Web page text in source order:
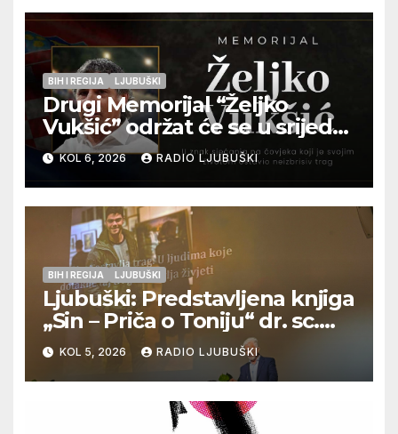
BIH I REGIJA LJUBUŠKI
Drugi Memorijal “Željko
Vukšić” održat će se u srijedu
12. kolovoza u Otoku
KOL 6, 2026 RADIO LJUBUŠKI
BIH I REGIJA LJUBUŠKI
Ljubuški: Predstavljena knjiga
„Sin – Priča o Toniju“ dr. sc.
Zdenka Hercega
KOL 5, 2026 RADIO LJUBUŠKI